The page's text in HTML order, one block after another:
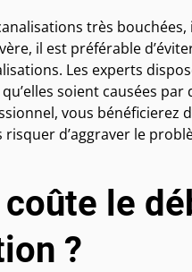
très
il est préférable
Les experts
soient causées
vous bénéficierez
d’aggraver le
le
?